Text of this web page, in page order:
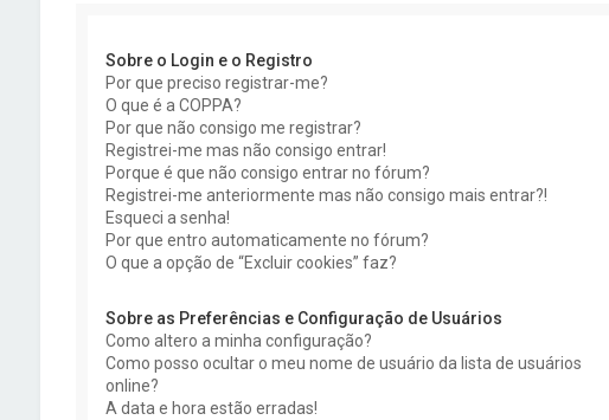
Sobre o Login e o Registro
Por que preciso registrar-me?
O que é a COPPA?
Por que não consigo me registrar?
Registrei-me mas não consigo entrar!
Porque é que não consigo entrar no fórum?
Registrei-me anteriormente mas não consigo mais entrar?!
Esqueci a senha!
Por que entro automaticamente no fórum?
O que a opção de “Excluir cookies” faz?
Sobre as Preferências e Configuração de Usuários
Como altero a minha configuração?
Como posso ocultar o meu nome de usuário da lista de usuários
online?
A data e hora estão erradas!